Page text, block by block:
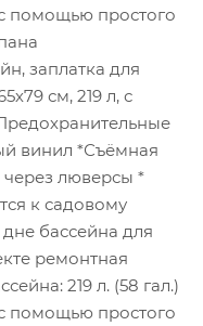
помощью простого
заплатка для
см, 219 л, с
винил *Съёмная
люверсы *
к садовому
бассейна для
ремонтная
219 л. (58 гал.)
помощью простого